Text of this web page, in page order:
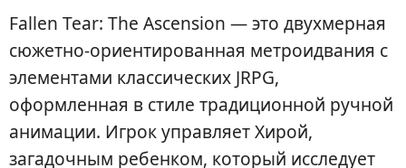
Fallen Tear: The Ascension — это двухмерная
сюжетно-ориентированная метроидвания с
элементами классических JRPG,
оформленная в стиле традиционной ручной
анимации. Игрок управляет Хирой,
загадочным ребенком, который исследует